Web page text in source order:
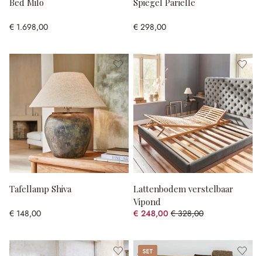
€ 1.698,00 € 298,00
Tafellamp Shiva
€ 148,00
Lattenbodem verstelbaar
Vipond
€ 248,00 € 328,00
(24.39% gespart)
Set